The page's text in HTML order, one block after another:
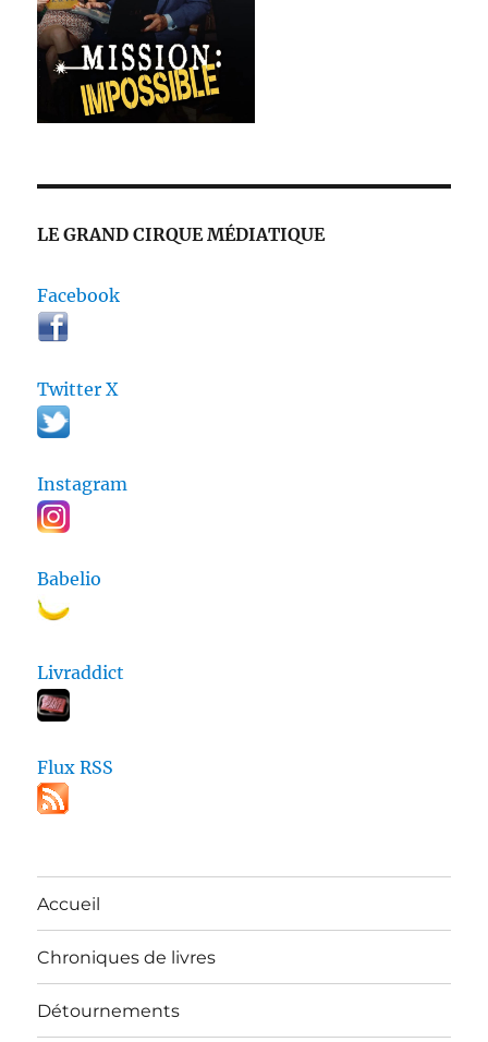
LE GRAND CIRQUE MÉDIATIQUE
Facebook
Twitter X
Instagram
Babelio
Livraddict
Flux RSS
Accueil
Chroniques de livres
Détournements